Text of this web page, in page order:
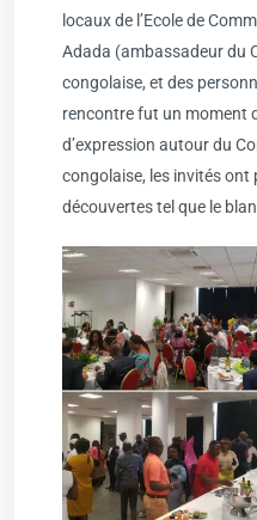
locaux de l’Ecole de
Adada (ambassadeur du
congolaise, et des
rencontre fut un moment
d’expression autour du
congolaise, les invités ont
découvertes tel que le